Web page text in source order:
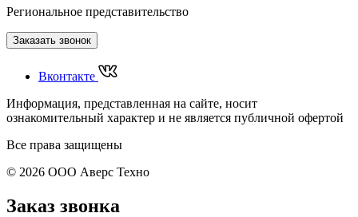
Региональное представительство
Заказать звонок
Вконтакте
Информация, представленная на сайте, носит
ознакомительный характер и не является публичной офертой
Все права защищены
© 2026 ООО Аверс Техно
Заказ звонка